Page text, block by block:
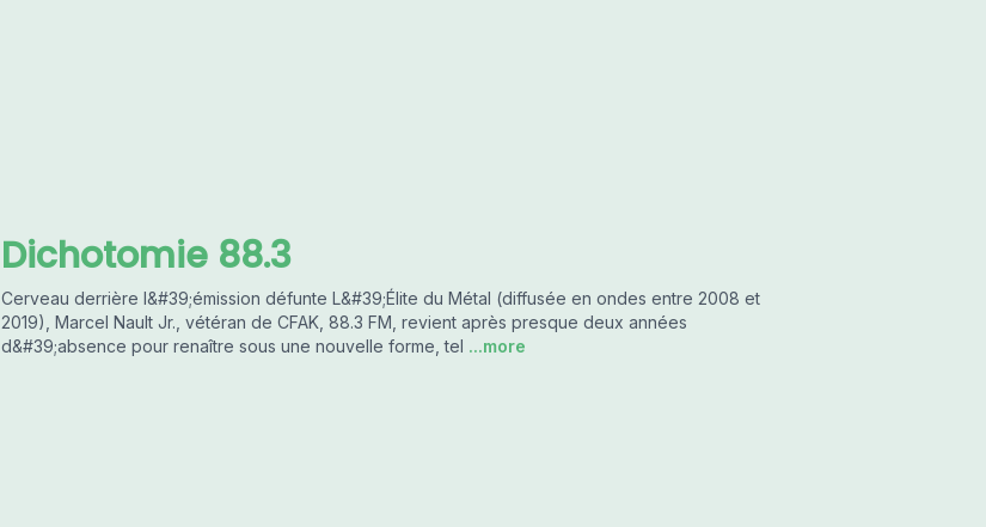
Dichotomie 88.3
Cerveau derrière l&#39;émission défunte L&#39;Élite du Métal (diffusée en ondes entre 2008 et
2019), Marcel Nault Jr., vétéran de CFAK, 88.3 FM, revient après presque deux années
d&#39;absence pour renaître sous une nouvelle forme, tel ...more